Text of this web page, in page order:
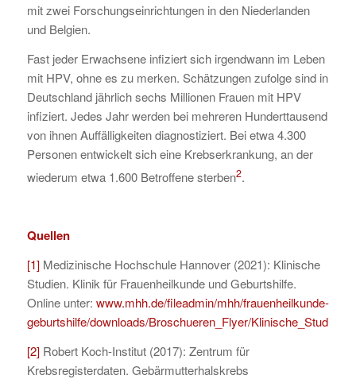
mit zwei Forschungseinrichtungen in den Niederlanden
und Belgien.
Fast jeder Erwachsene infiziert sich irgendwann im Leben
mit HPV, ohne es zu merken. Schätzungen zufolge sind in
Deutschland jährlich sechs Millionen Frauen mit HPV
infiziert. Jedes Jahr werden bei mehreren Hunderttausend
von ihnen Auffälligkeiten diagnostiziert. Bei etwa 4.300
Personen entwickelt sich eine Krebserkrankung, an der
wiederum etwa 1.600 Betroffene sterben2.
Quellen
[1]Medizinische Hochschule Hannover (2021): Klinische
Studien. Klinik für Frauenheilkunde und Geburtshilfe.
Online unter: www.mhh.de/fileadmin/mhh/frauenheilkunde-
geburtshilfe/downloads/Broschueren_Flyer/
[2]Robert Koch-Institut (2017): Zentrum für
Krebsregisterdaten. Gebärmutterhalskrebs